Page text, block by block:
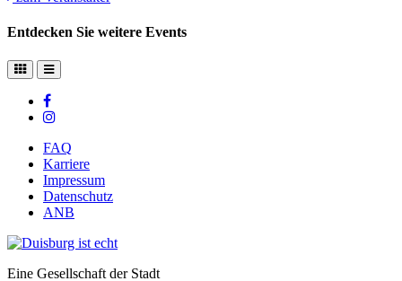
Entdecken Sie weitere Events
FAQ
Karriere
Impressum
Datenschutz
ANB
Eine Gesellschaft der Stadt